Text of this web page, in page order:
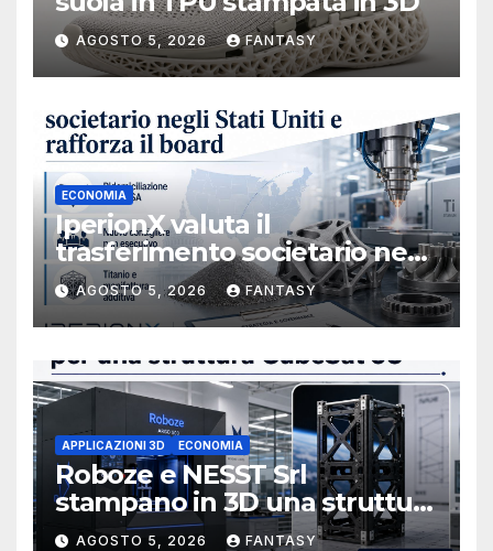
AGOSTO 5, 2026 FANTASY
ECONOMIA
IperionX valuta il
trasferimento societario negli
Stati Uniti e rafforza il board,
ha nominato Michael J.
Loparco amministratore
indipendente non esecutivo
AGOSTO 5, 2026 FANTASY
APPLICAZIONI 3D ECONOMIA
Roboze e NESST Srl
stampano in 3D una struttura
CubeSat 3U in Carbon PEEK
AGOSTO 5, 2026 FANTASY